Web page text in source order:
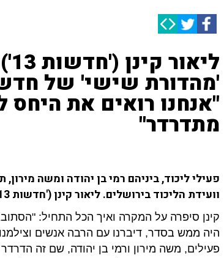
"אנחנו רואים את היחס
מתדרדר"
וועידת הליכוד בירושלים. ליאור קינן ('חדשות 13') סיפרה על האירוע.
קינן סיפרה על המקרה ואיך הכל התחיל:
היה ממש בסדר, דיברנו עם הרבה אנשים
פעילים, משה מירון ורמי בן יהודה, שם זה